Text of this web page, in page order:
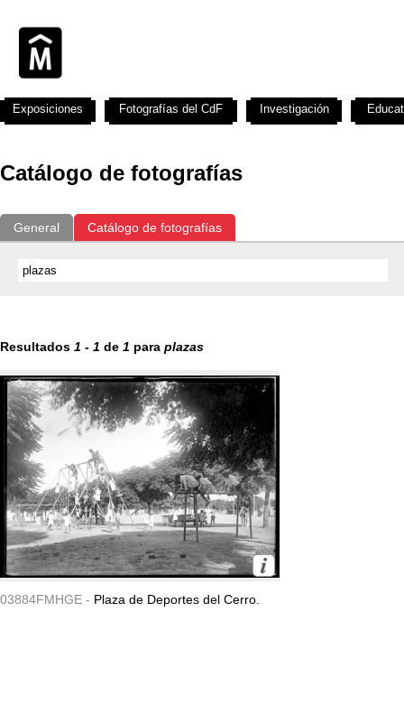
Catálogo de fotografías
General Catálogo de fotografías
Resultados 1 - 1 de 1 para plazas
03884FMHGE - Plaza de Deportes del Cerro.
Exposiciones Fotografías del CdF Investigación